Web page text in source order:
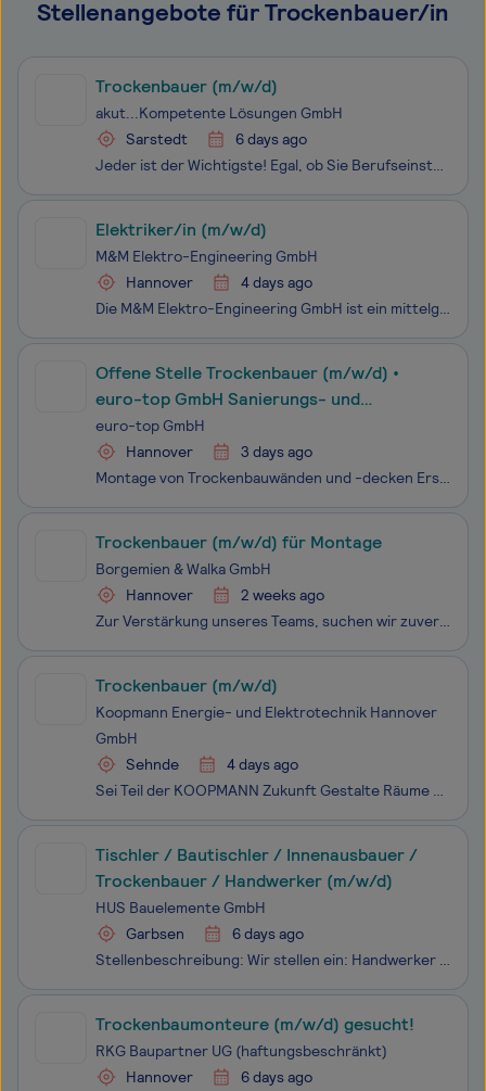
Stellenangebote für Trockenbauer/in
Trockenbauer (m/w/d)
akut...Kompetente Lösungen GmbH
Sarstedt
6 days ago
Jeder ist der Wichtigste! Egal, ob Sie Berufseinsteiger, Facharbeiter, Quereinsteiger, frisch von der Uni sind oder wieder durchstarten möchten, wir finden Ihre individuelle Lösung! Unsere Kompetenzen liegen im gewerblich-technischen, kaufmännische und Engineering-Bereich. Sprechen Sie uns einfach a
Elektriker/in (m/w/d)
M&M Elektro-Engineering GmbH
Hannover
4 days ago
Die M&M Elektro-Engineering GmbH ist ein mittelgroßes Unternehmen, das sich auf die Entwicklung und Fertigung in den Bereichen Elektrotechnik, Feinmechanik und Optik spezialisiert hat. Unser interdisziplinäres Team arbeitet an innovativen Lösungen für anspruchsvolle technische Herausforderungen und
Offene Stelle Trockenbauer (m/w/d) •
euro-top GmbH Sanierungs- und
Beschichtungssysteme • Service für
Tankstellen und Industrie
euro-top GmbH
Hannover
3 days ago
Montage von Trockenbauwänden und -decken Erstellung von Unterkonstruktionen aus Metall oder Holz Verspachteln und Schleifen von Oberflächen Einbau von Dämmmaterialien (Wärme-, Schall-, Brandschutz) Lesen und Umsetzen von Bau- und Ausführungsplänen Hinweis zur automatisierten Stellenbeschreibung
Trockenbauer (m/w/d) für Montage
Borgemien & Walka GmbH
Hannover
2 weeks ago
Zur Verstärkung unseres Teams, suchen wir zuverlässige und motivierte Mitarbeiter für das gesamte Bundesgebiet. Das bedeutet, dass Sie bereit sind von Montag bis Freitag auf Montage zu fahren.
Trockenbauer (m/w/d)
Koopmann Energie- und Elektrotechnik Hannover
GmbH
Sehnde
4 days ago
Sei Teil der KOOPMANN Zukunft Gestalte Räume mit Struktur und Präzision! Als Trockenbauer (m/w/d) bei KOOPS Raumwerk , einer 100%igen Tochter der KOOPMANN Gruppe, bist Du unser Spezialist für den modernen Innenausbau! Du montierst Trockenbauwände, Decken und Vorsatzschalen, integrierst Gipskarton-
Tischler / Bautischler / Innenausbauer /
Trockenbauer / Handwerker (m/w/d)
HUS Bauelemente GmbH
Garbsen
6 days ago
Stellenbeschreibung: Wir stellen ein: Handwerker / Tischler / Innenausbauer (m/w/d)Du bist Handwerker aus Leidenschaft und suchst sofort einen sicheren Job mit Perspektive? Dann komm zu HUS Bauelemente – einem zuverlässigen Fachbetrieb für hochwertige** **Bauelemente, Innenausbau und Wasserschadens
Trockenbaumonteure (m/w/d) gesucht!
RKG Baupartner UG (haftungsbeschränkt)
Hannover
6 days ago